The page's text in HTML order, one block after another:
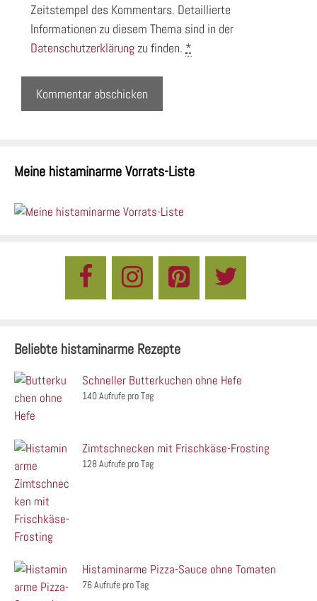
Zeitstempel des Kommentars. Detaillierte
Informationen zu diesem Thema sind in der
Datenschutzerklärungzu finden. *
Meine histaminarme Vorrats-Liste
Beliebte histaminarme Rezepte
Schneller Butterkuchen ohne Hefe
140 Aufrufe pro Tag
Zimtschnecken mit Frischkäse-Frosting
128 Aufrufe pro Tag
Histaminarme Pizza-Sauce ohne Tomaten
76 Aufrufe pro Tag